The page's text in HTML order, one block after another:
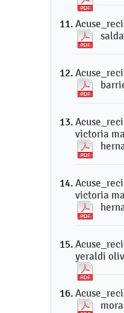
victoria
victoria
yeraldi